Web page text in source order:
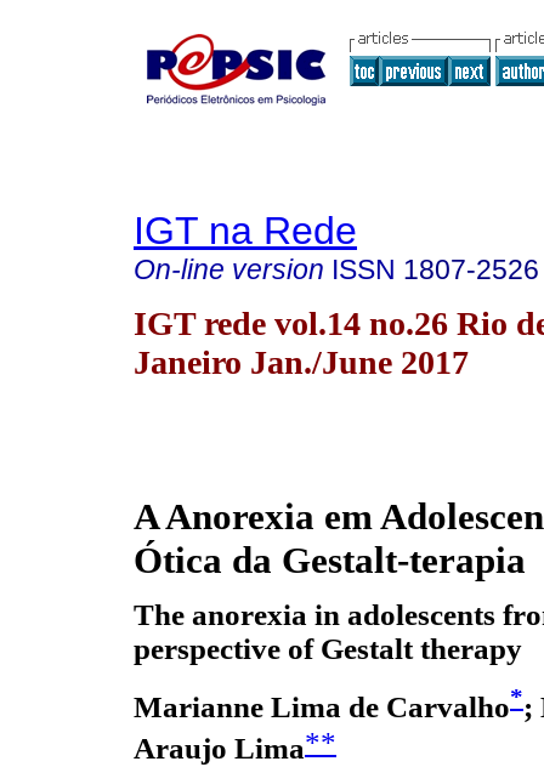
IGT na Rede
On-line version ISSN 1807-2526
IGT rede vol.14 no.26 Rio
Janeiro Jan./June 2017
A Anorexia em
Ótica da Gestalt-terapia
The anorexia in adolescents
perspective of Gestalt therapy
Marianne Lima de Carvalho*;
Araujo Lima**